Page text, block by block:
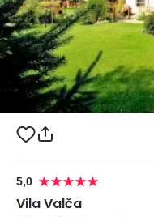
5,0
Vila Valča